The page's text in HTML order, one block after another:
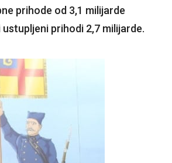
prihode od 3,1 milijarde
prihodi 2,7 milijarde.